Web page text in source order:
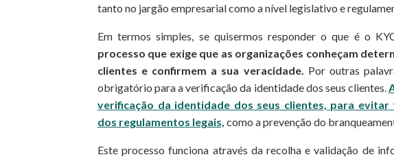
tanto no jargão empresarial como a nível legislativo e
Em termos simples, se quisermos responder o que é o
processo que exige que as organizações conheçam
clientes e confirmem a sua veracidade. Por outras
obrigatório para a verificação da identidade dos seus clientes.
verificação da identidade dos seus clientes, para
dos regulamentos legais, como a prevenção do
Este processo funciona através da recolha e validação de